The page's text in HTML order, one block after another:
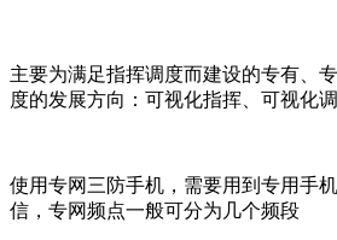
主要为满足指挥调度而建设的专有、
度的发展方向：可视化指挥、可视化调
使用专网三防手机，需要用到专用手
信，专网频点一般可分为几个频段